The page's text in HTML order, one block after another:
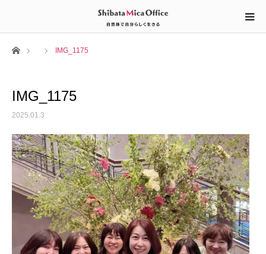
ホーム IMG_1175
IMG_1175
2025.01.3